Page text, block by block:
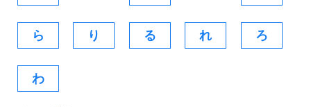
ら り る れ ろ
わ